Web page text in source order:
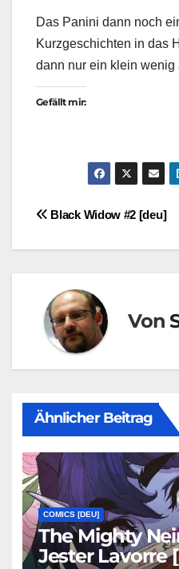
Das Panini dann noch
Kurzgeschichten in das
dann nur ein klein wenig
Gefällt mir:
Black Widow #2 [deu]
Von
Ähnlicher Beitrag
COMICS [DEU]
The Mighty
Jester Lavorre